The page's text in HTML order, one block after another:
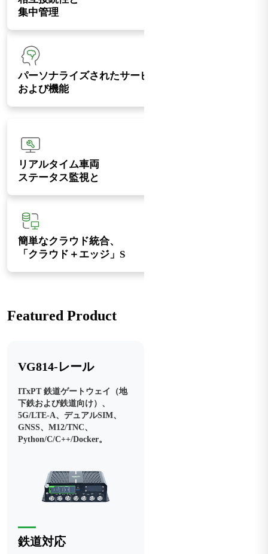
集中管理
パーソナライズされたサービス
および機能
リアルタイム車両
ステータス監視と
簡単なクラウド統合、
「クラウド＋エッジ」S
Featured Product
VG814-レール
ITxPT 鉄道ゲートウェイ（地
下鉄および鉄道向け）、
5G/LTE-A、デュアルSIM、
GNSS、M12/TNC、
Python/C/C++/Docker。
鉄道対応